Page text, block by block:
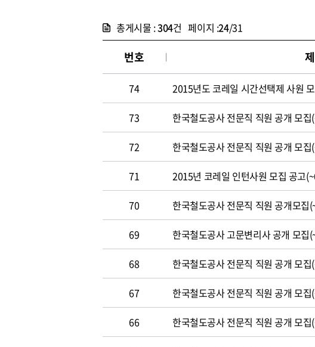
총게시물 :304건 페이지 :24/31
번호
74 2015년도 코레일 시간선택제 사원
73 한국철도공사 전문직 직원 공개 모집
72 한국철도공사 전문직 직원 공개 모집
71 2015년 코레일 인턴사원 모집 공고
70 한국철도공사 전문직 직원 공개모집
69 한국철도공사 고문변리사 공개 모집
68 한국철도공사 전문직 직원 공개 모집
67 한국철도공사 전문직 직원 공개 모
66 한국철도공사 전문직 직원 공개 모집